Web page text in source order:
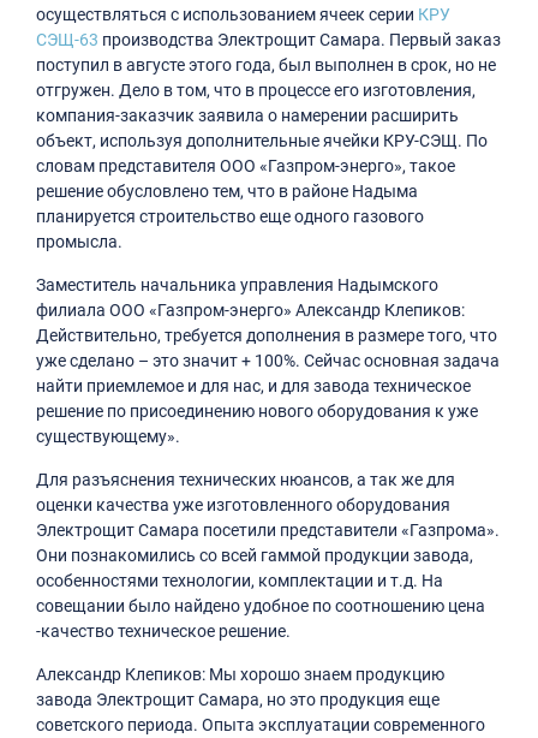
осуществляться с использованием ячеек серии КРУ
СЭЩ-63 производства Электрощит Самара. Первый заказ
поступил в августе этого года, был выполнен в срок, но не
отгружен. Дело в том, что в процессе его изготовления,
компания-заказчик заявила о намерении расширить
объект, используя дополнительные ячейки КРУ-СЭЩ. По
словам представителя ООО «Газпром-энерго», такое
решение обусловлено тем, что в районе Надыма
планируется строительство еще одного газового
промысла.
Заместитель начальника управления Надымского
филиала ООО «Газпром-энерго» Александр Клепиков:
Действительно, требуется дополнения в размере того, что
уже сделано – это значит + 100%. Сейчас основная задача
найти приемлемое и для нас, и для завода техническое
решение по присоединению нового оборудования к уже
существующему».
Для разъяснения технических нюансов, а так же для
оценки качества уже изготовленного оборудования
Электрощит Самара посетили представители «Газпрома».
Они познакомились со всей гаммой продукции завода,
особенностями технологии, комплектации и т.д. На
совещании было найдено удобное по соотношению цена
-качество техническое решение.
Александр Клепиков: Мы хорошо знаем продукцию
завода Электрощит Самара, но это продукция еще
советского периода. Опыта эксплуатации современного